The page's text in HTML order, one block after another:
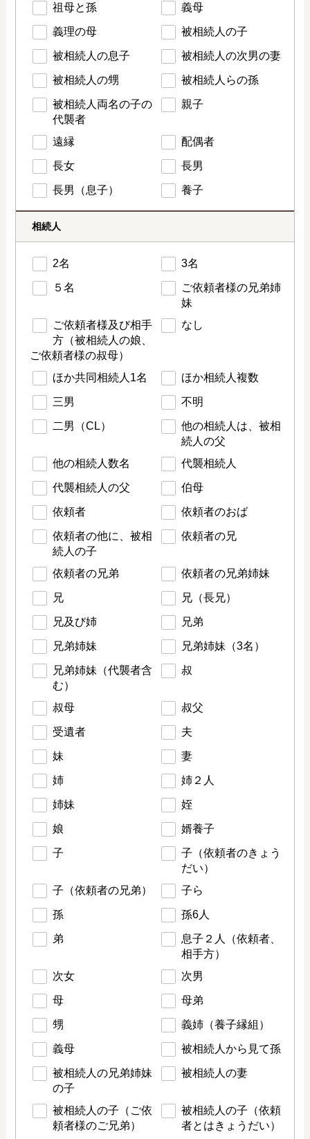
祖母と孫 義母
義理の母 被相続人の子
被相続人の息子 被相続人の次男の妻
被相続人の甥 被相続人らの孫
被相続人両名の子の
代襲者
親子
遠縁 配偶者
長女 長男
長男（息子） 養子
相続人
2名 3名
５名
ご依頼者様の兄弟姉
妹
ご依頼者様及び相手
方（被相続人の娘、
ご依頼者様の叔母）
なし
ほか共同相続人1名 ほか相続人複数
三男 不明
二男（CL）
他の相続人は、被相
続人の父
他の相続人数名
代襲相続人
代襲相続人の父 伯母
依頼者 依頼者のおば
依頼者の他に、被相
続人の子
依頼者の兄
依頼者の兄弟 依頼者の兄弟姉妹
兄 兄（長兄）
兄及び姉 兄弟
兄弟姉妹 兄弟姉妹（3名）
兄弟姉妹（代襲者含
む）
叔
叔母 叔父
受遺者 夫
妹 妻
姉 姉２人
姉妹 姪
娘 婿養子
子
子（依頼者のきょう
だい）
子（依頼者の兄弟）
子ら
孫 孫6人
弟
息子２人（依頼者、
相手方）
次女
次男
母 母弟
甥 義姉（養子縁組）
義母 被相続人から見て孫
被相続人の兄弟姉妹
の子
被相続人の妻
被相続人の子（ご依
頼者様のご兄弟）
被相続人の子（依頼
者とはきょうだい）